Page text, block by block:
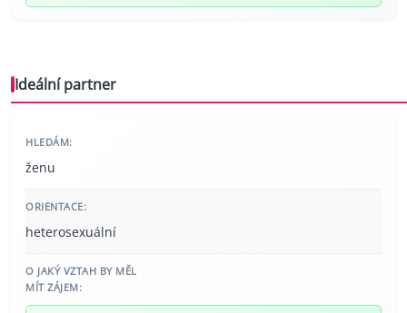
Ideální partner
HLEDÁM:
ženu
ORIENTACE:
heterosexuální
O JAKÝ VZTAH BY MĚL
MÍT ZÁJEM: